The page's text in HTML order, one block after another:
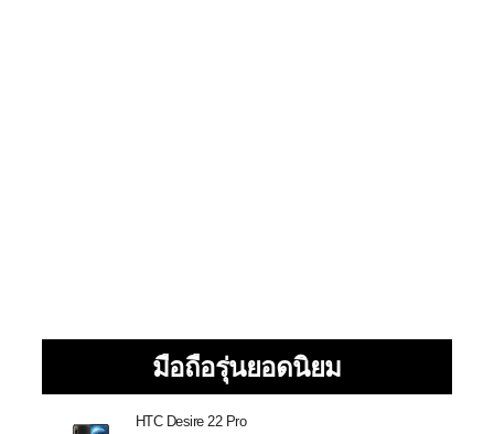
มือถือรุ่นยอดนิยม
HTC Desire 22 Pro